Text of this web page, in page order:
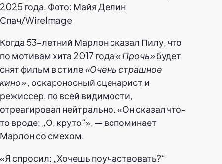
2025 года. Фото: Майя Делин
Спач/WireImage
Когда 53-летний Марлон сказал Пилу, что
по мотивам хита 2017 года « Прочь»будет
снят фильм в стиле «Очень страшное
кино», оскароносный сценарист и
режиссер, по всей видимости,
отреагировал нейтрально. «Он сказал что-
то вроде: „О, круто“», — вспоминает
Марлон со смехом.
«Я спросил: „Хочешь поучаствовать?“